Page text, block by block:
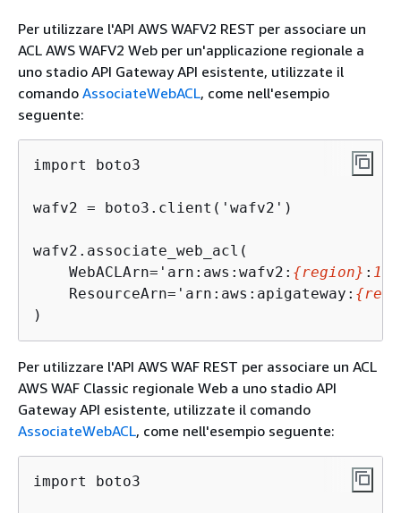
Per utilizzare l'API AWS WAFV2 REST per associare un
ACL AWS WAFV2 Web per un'applicazione regionale a
uno stadio API Gateway API esistente, utilizzate il
comando AssociateWebACL, come nell'esempio
seguente:
import boto3
wafv2 = boto3.client('wafv2')
wafv2.associate_web_acl(
    WebACLArn='arn:aws:wafv2:
{region} :
    ResourceArn='arn:aws:apigateway:
{
)
Per utilizzare l'API AWS WAF REST per associare un ACL
AWS WAF Classic regionale Web a uno stadio API
Gateway API esistente, utilizzate il comando
AssociateWebACL, come nell'esempio seguente:
import boto3